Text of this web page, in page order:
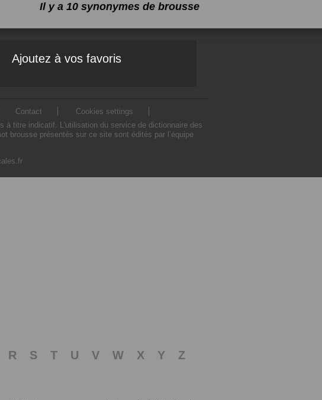
Il y a 10 synonymes de brousse
Ajoutez à vos favoris
Contact
Cookies settings
à titre indicatif. L'utilisation du service de dictionnaire des
brousse présentés sur ce site sont édités par l’équipe
R S T U V W X Y
Z